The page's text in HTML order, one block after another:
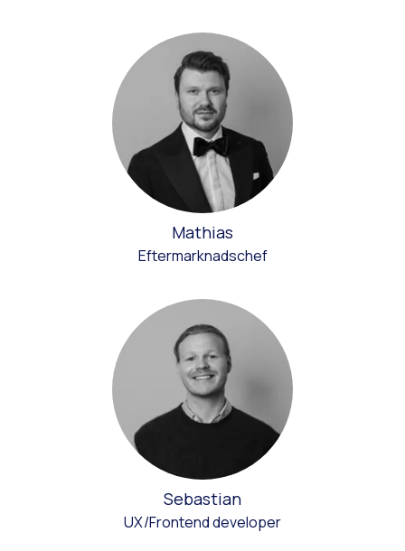
Mathias
Eftermarknadschef
Sebastian
UX/Frontend developer